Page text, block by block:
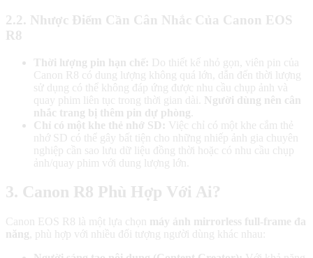
2.2. Nhược Điểm Cần Cân Nhắc Của Canon EOS
R8
Thời lượng pin hạn chế: Do thiết kế nhỏ gọn, viên pin của
Canon R8 có dung lượng không quá lớn, dẫn đến thời lượng
sử dụng có thể không đáp ứng được nhu cầu chụp ảnh và
quay phim liên tục trong thời gian dài.
Người dùng nên cân
nhắc trang bị thêm pin dự phòng
Chỉ có một khe thẻ nhớ SD: Việc chỉ có một khe cắm thẻ
nhớ SD có thể gây bất tiện cho những nhiếp ảnh gia chuyên
nghiệp cần sao lưu dữ liệu đồng thời hoặc có nhu cầu chụp
ảnh/quay phim với dung lượng lớn.
3. Canon R8 Phù Hợp Với Ai?
Canon EOS R8 là một lựa chọn máy ảnh mirrorless full-frame đa
năng , phù hợp với nhiều đối tượng người dùng khác nhau: